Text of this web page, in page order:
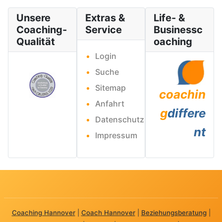
Unsere
Coaching-
Qualität
Extras &
Service
Login
Suche
Sitemap
Anfahrt
Datenschutz
Impressum
Life- &
Businessc
oaching
coachin
gdiffere
nt
Coaching Hannover| Coach Hannover| Beziehungsberatung|